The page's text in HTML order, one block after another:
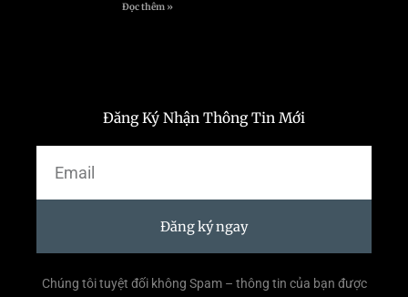
Đọc thêm »
Đăng Ký Nhận Thông Tin Mới
Đăng ký ngay
Chúng tôi tuyệt đối không Spam – thông tin của bạn được